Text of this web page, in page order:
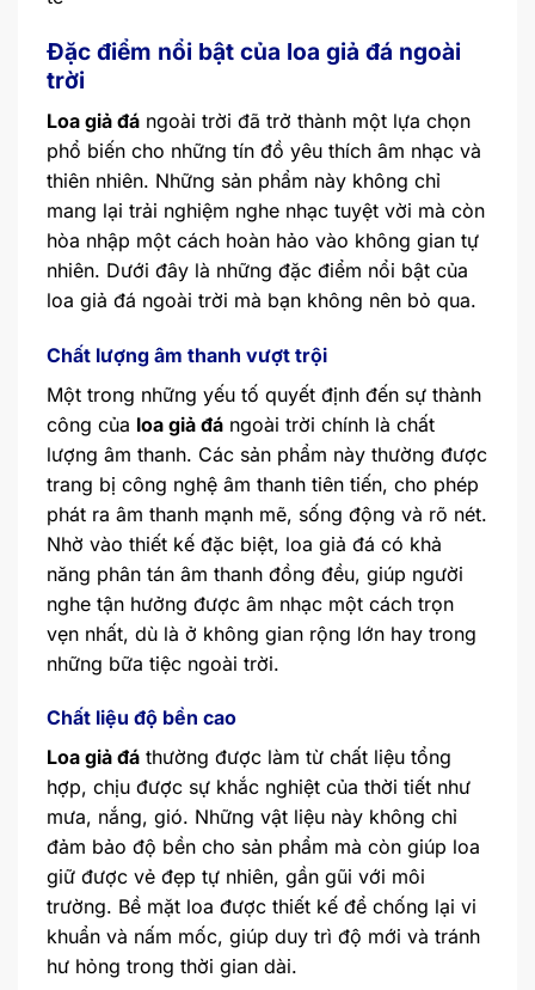
Đặc điểm nổi bật của loa giả đá ngoài
trời
Loa giả đá ngoài trời đã trở thành một lựa chọn
phổ biến cho những tín đồ yêu thích âm nhạc và
thiên nhiên. Những sản phẩm này không chỉ
mang lại trải nghiệm nghe nhạc tuyệt vời mà còn
hòa nhập một cách hoàn hảo vào không gian tự
nhiên. Dưới đây là những đặc điểm nổi bật của
loa giả đá ngoài trời mà bạn không nên bỏ qua.
Chất lượng âm thanh vượt trội
Một trong những yếu tố quyết định đến sự thành
công của loa giả đá ngoài trời chính là chất
lượng âm thanh. Các sản phẩm này thường được
trang bị công nghệ âm thanh tiên tiến, cho phép
phát ra âm thanh mạnh mẽ, sống động và rõ nét.
Nhờ vào thiết kế đặc biệt, loa giả đá có khả
năng phân tán âm thanh đồng đều, giúp người
nghe tận hưởng được âm nhạc một cách trọn
vẹn nhất, dù là ở không gian rộng lớn hay trong
những bữa tiệc ngoài trời.
Chất liệu độ bền cao
Loa giả đá thường được làm từ chất liệu tổng
hợp, chịu được sự khắc nghiệt của thời tiết như
mưa, nắng, gió. Những vật liệu này không chỉ
đảm bảo độ bền cho sản phẩm mà còn giúp loa
giữ được vẻ đẹp tự nhiên, gần gũi với môi
trường. Bề mặt loa được thiết kế để chống lại vi
khuẩn và nấm mốc, giúp duy trì độ mới và tránh
hư hỏng trong thời gian dài.